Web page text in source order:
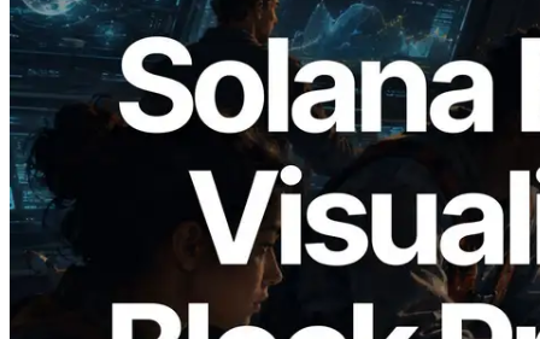
2026.05.24
Validators Solutions 釋出 Solana Block
Analyzer — 以 slot 為單位視覺化區塊生
成時間與負責驗證者